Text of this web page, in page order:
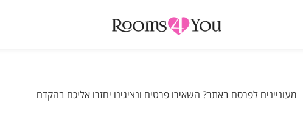
מעוניינים לפרסם באתר? השאירו פרטים ונציגינו יחזרו אליכם בהקדם